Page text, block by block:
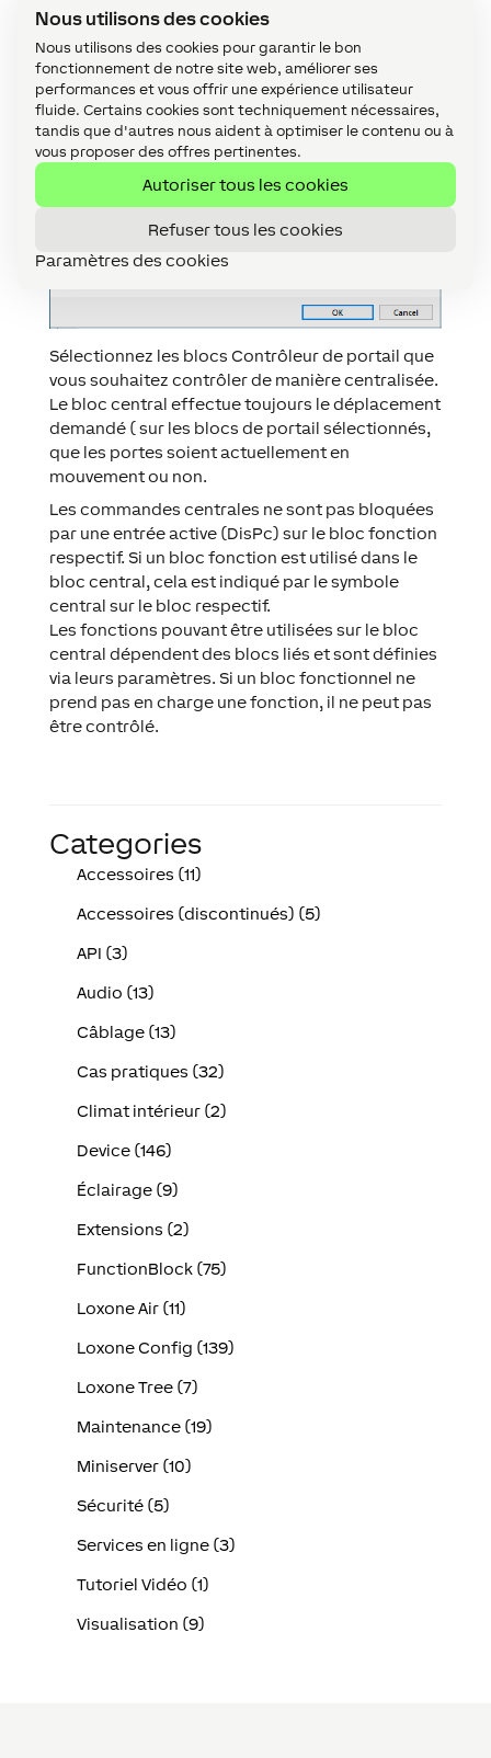
Nous utilisons des cookies
Nous utilisons des cookies pour garantir le bon
fonctionnement de notre site web, améliorer ses
performances et vous offrir une expérience utilisateur
fluide. Certains cookies sont techniquement nécessaires,
tandis que d'autres nous aident à optimiser le contenu ou à
vous proposer des offres pertinentes.
Autoriser tous les cookies
Refuser tous les cookies
Paramètres des cookies
La fenêtre suivante s'ouvre par un double clic sur
le bloc:
Sélectionnez les blocs Contrôleur de portail que
vous souhaitez contrôler de manière centralisée.
Le bloc central effectue toujours le déplacement
demandé ( sur les blocs de portail sélectionnés,
que les portes soient actuellement en
mouvement ou non.
Les commandes centrales ne sont pas bloquées
par une entrée active (DisPc) sur le bloc fonction
respectif. Si un bloc fonction est utilisé dans le
bloc central, cela est indiqué par le symbole
central sur le bloc respectif.
Les fonctions pouvant être utilisées sur le bloc
central dépendent des blocs liés et sont définies
via leurs paramètres. Si un bloc fonctionnel ne
prend pas en charge une fonction, il ne peut pas
être contrôlé.
Categories
Accessoires (11)
Accessoires (discontinués) (5)
API (3)
Audio (13)
Câblage (13)
Cas pratiques (32)
Climat intérieur (2)
Device (146)
Éclairage (9)
Extensions (2)
FunctionBlock (75)
Loxone Air (11)
Loxone Config (139)
Loxone Tree (7)
Maintenance (19)
Miniserver (10)
Sécurité (5)
Services en ligne (3)
Tutoriel Vidéo (1)
Visualisation (9)